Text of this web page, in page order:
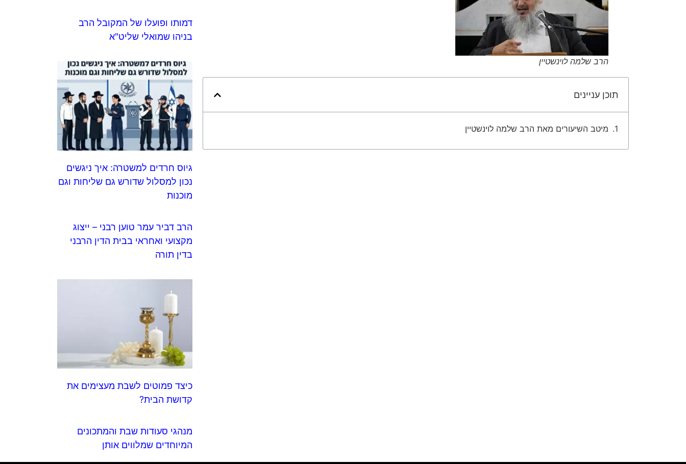
הרב שלמה לוינשטיין
תוכן עניינים
מיטב השיעורים מאת הרב שלמה לוינשטיין
דמותו ופועלו של המקובל הרב
בניהו שמואלי שליט"א
גיוס חרדים למשטרה: איך ניגשים
נכון למסלול שדורש גם שליחות וגם
מוכנות
הרב דביר עמר טוען רבני – ייצוג
מקצועי ואחראי בבית הדין הרבני
בדין תורה
כיצד פמוטים לשבת מעצימים את
קדושת הבית?
מנהגי סעודות שבת והמתכונים
המיוחדים שמלווים אותן